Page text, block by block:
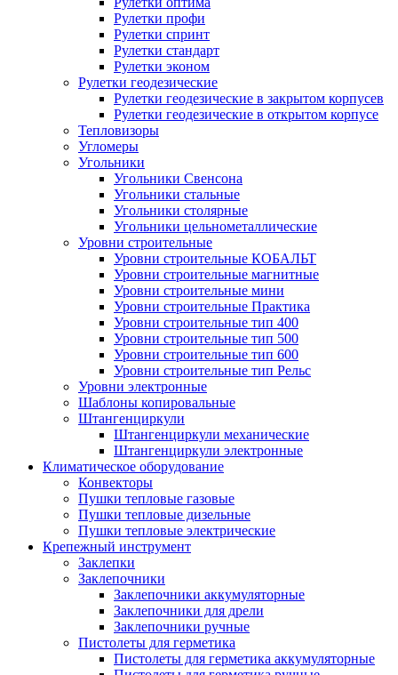
Рулетки профи
Рулетки спринт
Рулетки стандарт
Рулетки эконом
Рулетки геодезические
Рулетки геодезические в закрытом корпусев
Рулетки геодезические в открытом корпусе
Тепловизоры
Угломеры
Угольники
Угольники Свенсона
Угольники стальные
Угольники столярные
Угольники цельнометаллические
Уровни строительные
Уровни строительные КОБАЛЬТ
Уровни строительные магнитные
Уровни строительные мини
Уровни строительные Практика
Уровни строительные тип 400
Уровни строительные тип 500
Уровни строительные тип 600
Уровни строительные тип Рельс
Уровни электронные
Шаблоны копировальные
Штангенциркули
Штангенциркули механические
Штангенциркули электронные
Климатическое оборудование
Конвекторы
Пушки тепловые газовые
Пушки тепловые дизельные
Пушки тепловые электрические
Крепежный инструмент
Заклепки
Заклепочники
Заклепочники аккумуляторные
Заклепочники для дрели
Заклепочники ручные
Пистолеты для герметика
Пистолеты для герметика аккумуляторные